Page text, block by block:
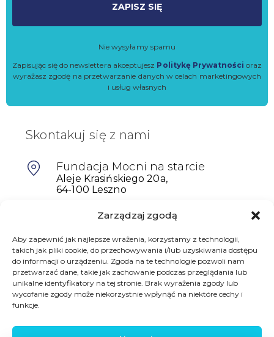
Zarządzaj zgodą
Aby zapewnić jak najlepsze wrażenia, korzystamy z technologii,
takich jak pliki cookie, do przechowywania i/lub uzyskiwania dostępu
do informacji o urządzeniu. Zgoda na te technologie pozwoli nam
przetwarzać dane, takie jak zachowanie podczas przeglądania lub
unikalne identyfikatory na tej stronie. Brak wyrażenia zgody lub
wycofanie zgody może niekorzystnie wpłynąć na niektóre cechy i
funkcje.
ZAPISZ SIĘ
Nie wysyłamy spamu
Zapisując się do newslettera akceptujesz Politykę Prywatności oraz
wyrażasz zgodę na przetwarzanie danych w celach marketingowych
i usług własnych
Skontakuj się z nami
Fundacja Mocni na starcie
Aleje Krasińskiego 20a,
64-100 Leszno
601698402
biuro@mocninastarcie.pl